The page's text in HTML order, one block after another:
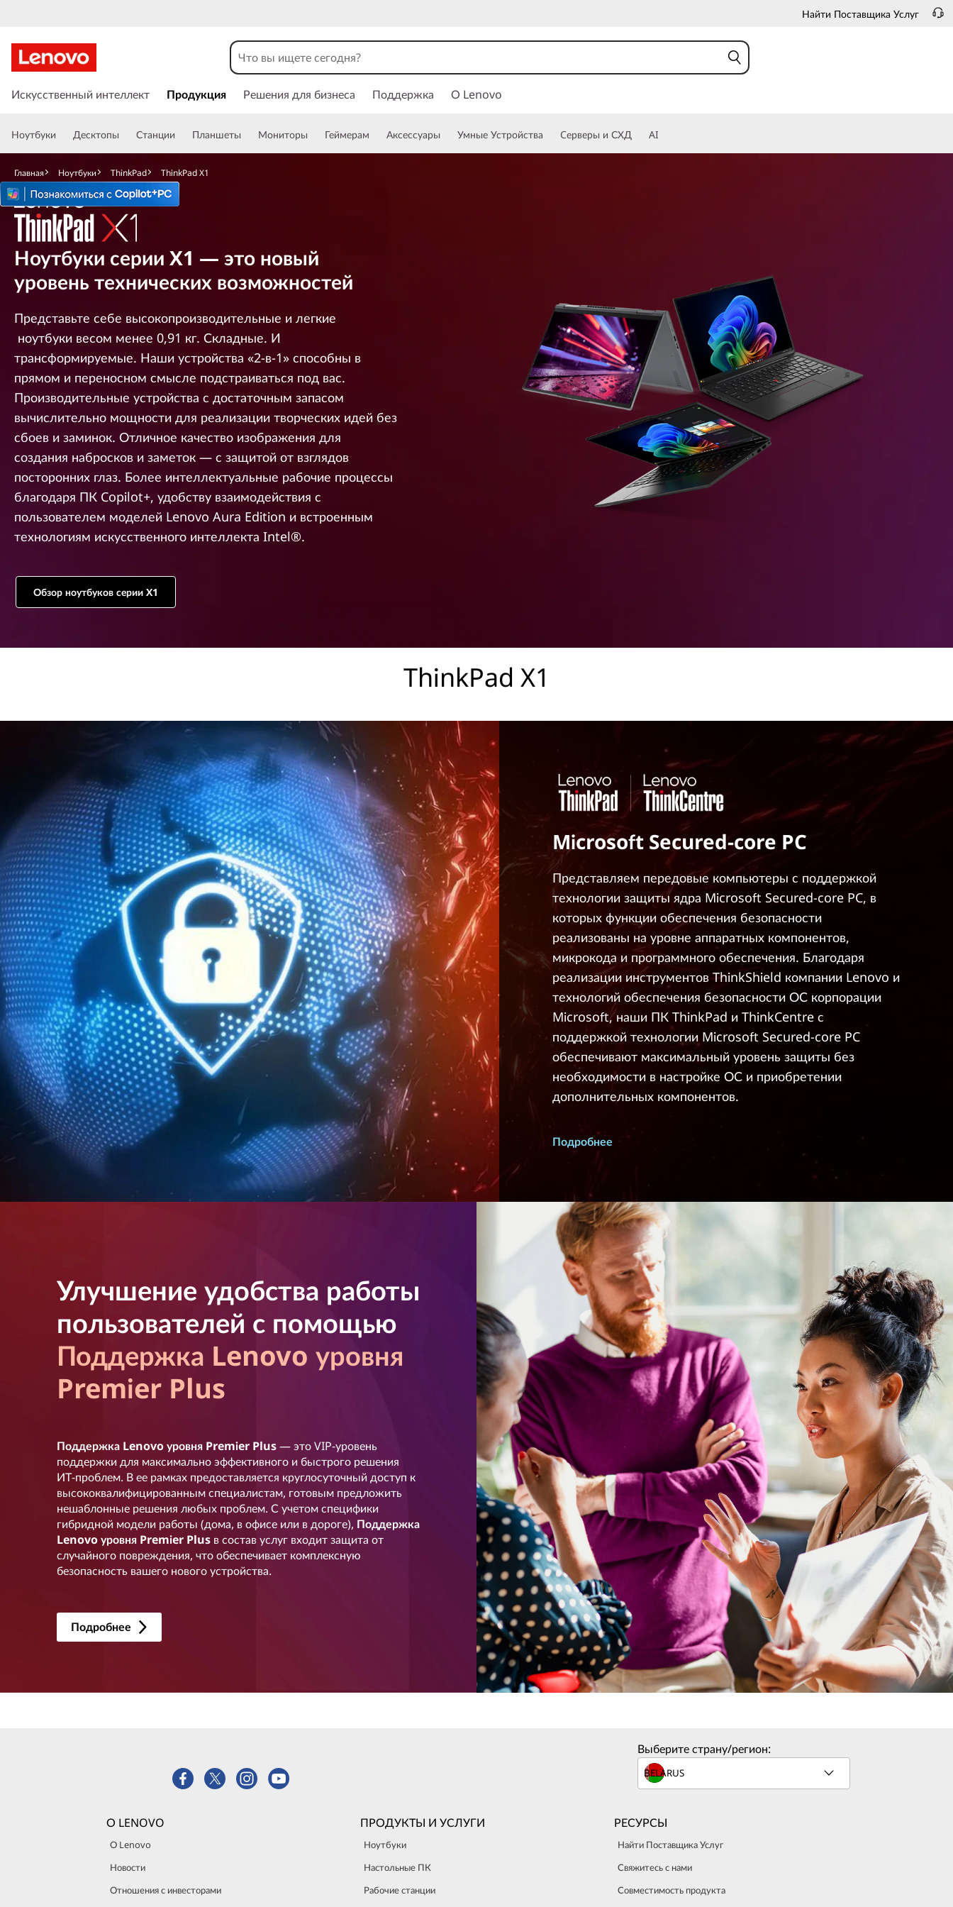
h
n
k
a
Найти Поставщика Услуг
е
й
т
и
к
о
с
о
в
н
о
м
о
н
т
е
н
т
у
Искусственный интеллект Продукция Решения для бизнеса Поддержка О Lenovo
Ноутбуки Десктопы Станции Планшеты Мониторы Геймерам Аксессуары Умные Устройства Cерверы и СХД AI
Главная Ноутбуки ThinkPad ThinkPad X1
Ноутбуки серии X1 — это новый
уровень технических возможностей
Представьте себе высокопроизводительные и легкие
ноутбуки весом менее 0,91 кг. Складные. И
трансформируемые. Наши устройства «2-в-1» способны в
прямом и переносном смысле подстраиваться под вас.
Производительные устройства с достаточным запасом
вычислительно мощности для реализации творческих идей без
сбоев и заминок. Отличное качество изображения для
создания набросков и заметок — с защитой от взглядов
посторонних глаз. Более интеллектуальные рабочие процессы
благодаря ПК Copilot+, удобству взаимодействия с
пользователем моделей Lenovo Aura Edition и встроенным
технологиям искусственного интеллекта Intel®.
Обзор ноутбуков серии X1
ThinkPad X1
Microsoft Secured-core PC
Представляем передовые компьютеры с поддержкой
технологии защиты ядра Microsoft Secured-core PC, в
которых функции обеспечения безопасности
реализованы на уровне аппаратных компонентов,
микрокода и программного обеспечения. Благодаря
реализации инструментов ThinkShield компании Lenovo и
технологий обеспечения безопасности ОС корпорации
Microsoft, наши ПК ThinkPad и ThinkCentre с
поддержкой технологии Microsoft Secured-core PC
обеспечивают максимальный уровень защиты без
необходимости в настройке ОС и приобретении
дополнительных компонентов.
Подробнее
Улучшение удобства работы
пользователей с помощью
Поддержка Lenovo уровня
Premier Plus
Поддержка Lenovo уровня Premier Plus— это VIP-уровень
поддержки для максимально эффективного и быстрого решения
ИТ-проблем. В ее рамках предоставляется круглосуточный доступ к
высококвалифицированным специалистам, готовым предложить
нешаблонные решения любых проблем. С учетом специфики
гибридной модели работы (дома, в офисе или в дороге), Поддержка
Lenovo уровня Premier Plus в состав услуг входит защита от
случайного повреждения, что обеспечивает комплексную
безопасность вашего нового устройства.
Подробнее
Выберите страну/регион:
О LENOVO
О Lenovo
Новости
Отношения с инвесторами
ПРОДУКТЫ И УСЛУГИ
Ноутбуки
Настольные ПК
Рабочие станции
РЕСУРСЫ
Найти Поставщика Услуг
Свяжитесь с нами
Совместимость продукта